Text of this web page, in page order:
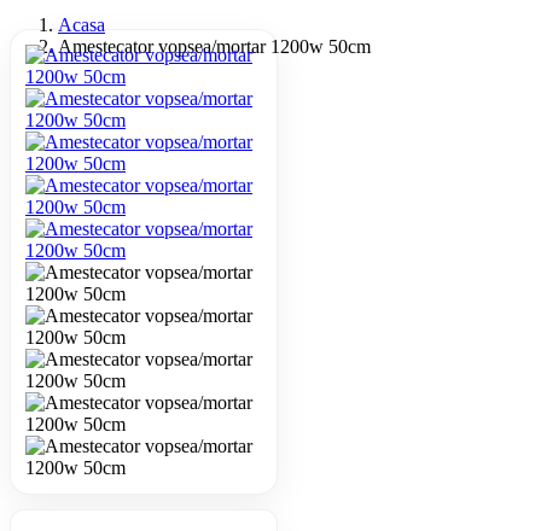
Acasa
Amestecator vopsea/mortar 1200w 50cm